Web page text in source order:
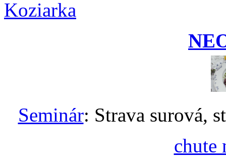
Koziarka
Seminár: Strava surová,
chute